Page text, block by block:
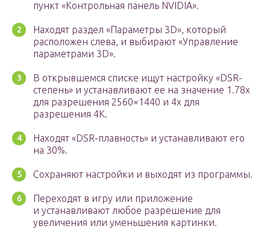
пункт «Контрольная панель NVIDIA».
Находят раздел «Параметры 3D», который
расположен слева, и выбирают «Управление
параметрами 3D».
В открывшемся списке ищут настройку «DSR-
степень» и устанавливают ее на значение 1.78х
для разрешения 2560×1440 и 4х для
разрешения 4К.
Находят «DSR-плавность» и устанавливают его
на 30%.
Сохраняют настройки и выходят из программы.
Переходят в игру или приложение
и устанавливают любое разрешение для
увеличения или уменьшения картинки.